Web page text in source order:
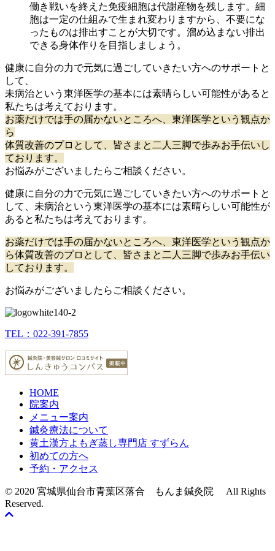
働き戦いを終えた免疫細胞は代謝産物を残します。細
胞は一定の仕組みで生まれ変わりますから、不要にな
ったものは排出すことが大切です。溜め込まない排出
できる身体作りを目指しましょう。
健康に自分の力で元気に過ごしていきたい方へのサポートと
して、
未病治という東洋医学の基本には素晴らしい可能性があると
私たちは考えております。
お薬だけでは手の届かないところへ、東洋医学という観点か
ら
体質改善のプロとして、皆さまと二人三脚で歩みお手伝いし
ております。
お悩みがございましたらご相談ください。
健康に自分の力で元気に過ごしていきたい方へのサポートと
して、未病治という東洋医学の基本には素晴らしい可能性が
あると私たちは考えております。
お薬だけでは手の届かないところへ、東洋医学という観点か
ら体質改善のプロとして、皆さまと二人三脚で歩みお手伝い
しております。
お悩みがございましたらご相談ください。
TEL：022-391-7855
HOME
院案内
メニュー案内
鍼灸療法について
黄土漢方よもぎ蒸し専門店 すずらん
初めての方へ
予約・アクセス
© 2020 宮城県仙台市青葉区落合 もんま鍼灸院 All Rights
Reserved.
Scroll